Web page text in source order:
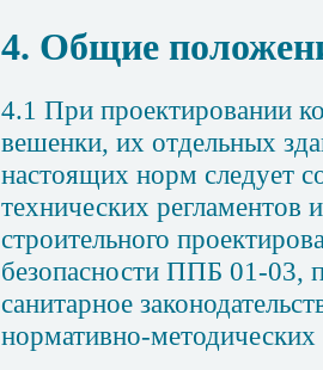
4. Общие
4.1 При проектировании
вешенки, их отдельных
настоящих норм следует
технических регламентов
строительного
безопасности ППБ 01-03,
санитарное
нормативно-